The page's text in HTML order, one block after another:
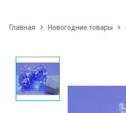
Главная  Новогодние товары 